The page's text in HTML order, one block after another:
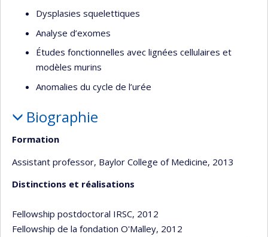
Dysplasies squelettiques
Analyse d’exomes
Études fonctionnelles avec lignées cellulaires et
modèles murins
Anomalies du cycle de l’urée
Biographie
Formation
Assistant professor, Baylor College of Medicine, 2013
Distinctions et réalisations
Fellowship postdoctoral IRSC, 2012
Fellowship de la fondation O'Malley, 2012